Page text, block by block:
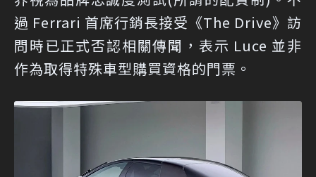
過 Ferrari 首席行銷長接受《The Drive》訪
問時已正式否認相關傳聞，表示 Luce 並非
作為取得特殊車型購買資格的門票。